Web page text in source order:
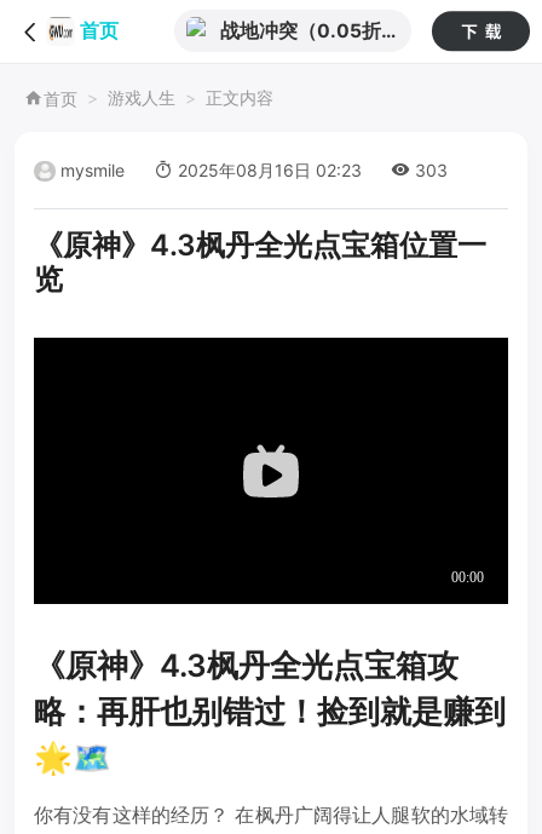
首页
战地冲突（0.05折
首页 游戏人生 正文内容
mysmile 2025年08月16日 02:23 303
《原神》4.3枫丹全光点宝箱位置一
览
《原神》4.3枫丹全光点宝箱攻
略：再肝也别错过！捡到就是赚到
🌟🗺️
你有没有这样的经历？ 在枫丹广阔得让人腿软的水域转